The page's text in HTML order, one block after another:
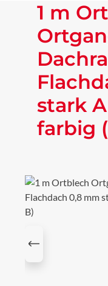
1 m
stark
farbig
Bildergalerie